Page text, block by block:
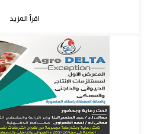
اقرأ المزيد